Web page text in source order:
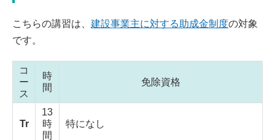
こちらの講習は、 建設事業主に対する助成金制度の対象
です。
コ
ー
ス
時
間
免除資格
Tr
13
時
間
特になし